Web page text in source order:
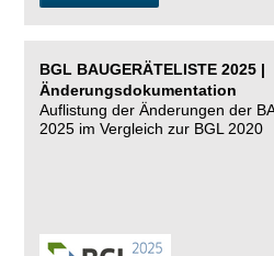
BGL BAUGERÄTELISTE 2025 |
Änderungsdokumentation
Auflistung der Änderungen der
2025 im Vergleich zur BGL 2020